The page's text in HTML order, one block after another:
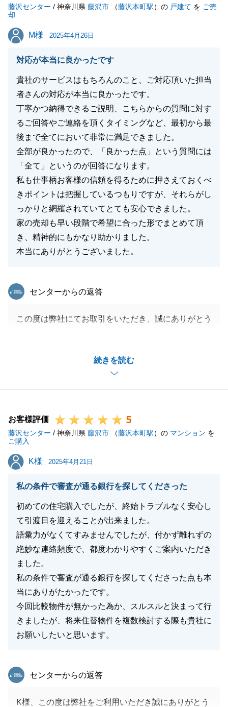
点やお困りごとがございましたらいつでもご連絡くだ
引き続き、よろしくお願い申し上げます。
閉じる
藤沢センター / 神奈川県 藤沢市 （藤沢本町駅）の 戸建て を ご売
却
M様
M様 2025年4月26日
対応が本当に良かったです
貴社のサービスはもちろんのこと、ご対応頂いた担当
者さんの対応が本当に良かったです。
丁寧かつ納得できるご説明、こちらからの質問に対す
るご回答やご連絡を頂くタイミングなど、最初から最
後まで全てにおいて非常に満足できました。
全部が良かったので、「良かった点」という質問には
「全て」というのが回答になります。
私も仕事柄お客様の信頼を得るために押さえておくべ
きポイントは把握しているつもりですが、それらがし
っかりと網羅されていてとても安心できました。
家の売却も早い段階で希望に合った形でまとめて頂
き、精神的にもかなり助かりました。
本当にありがとうございました。
続きを読む
東急リバブル
センターからの返答
この度は弊社にてお取引をいただき、誠にありがとう
おかげだと感じております。
また、あたたかいお言葉も誠にありがとうございま
す。成長ができるよう、精進いたします。
いませ。
今後ともどうぞ宜しくお願いいたします。
この度はありがとうございました。重ねて御礼申し上
げます。
閉じる
お客様評価 5
藤沢センター / 神奈川県 藤沢市 （藤沢本町駅）の マンション を
ご購入
K様
K様 2025年4月21日
私の条件で審査が通る銀行を探してくださった
初めての住宅購入でしたが、終始トラブルなく安心し
て引渡日を迎えることが出来ました。
語彙力がなくてすみませんでしたが、付かず離れずの
絶妙な連絡頻度で、都度わかりやすくご案内いただき
ました。
私の条件で審査が通る銀行を探してくださった点も本
当にありがたかったです。
今回比較物件が無かった為か、スルスルと決まって行
きましたが、将来住替物件を複数検討する際も貴社に
お願いしたいと思います。
東急リバブル
センターからの返答
K様、この度は弊社をご利用いただき誠にありがとう